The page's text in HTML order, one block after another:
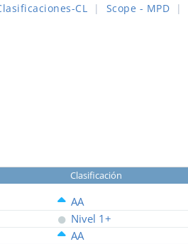
CL | Scope - MPD |
Clasificación
AA
Nivel 1+
AA